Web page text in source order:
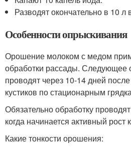
Разводят окончательно в 10 л
Особенности опрыскивания
Орошение молоком с медом
обработки рассады. Следующее
проводят через 10-14 дней
кустиков по стационарным
Обязательно обработку
когда начинается активный рост
Какие тонкости орошения: